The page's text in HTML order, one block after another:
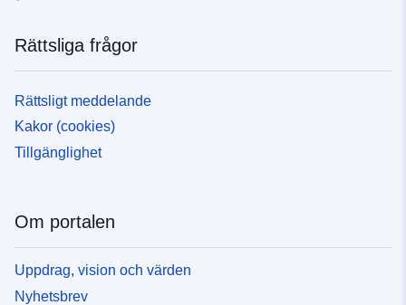
Rättsliga frågor
Rättsligt meddelande
Kakor (cookies)
Tillgänglighet
Om portalen
Uppdrag, vision och värden
Nyhetsbrev